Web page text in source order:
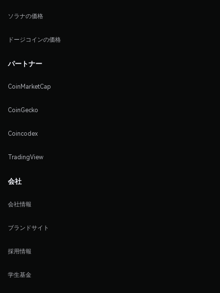
ソラナの価格
ドージコインの価格
パートナー
CoinMarketCap
CoinGecko
Coincodex
TradingView
会社
会社情報
ブランドサイト
採用情報
学生基金